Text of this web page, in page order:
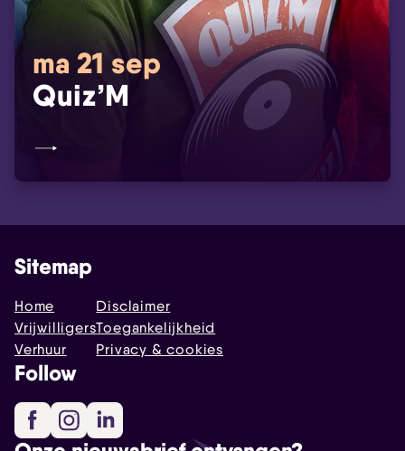
ma 21 sep
Quiz’M
Sitemap
Home
Vrijwilligers
Verhuur
Disclaimer
Toegankelijkheid
Privacy & cookies
Follow
FacebookInstagram